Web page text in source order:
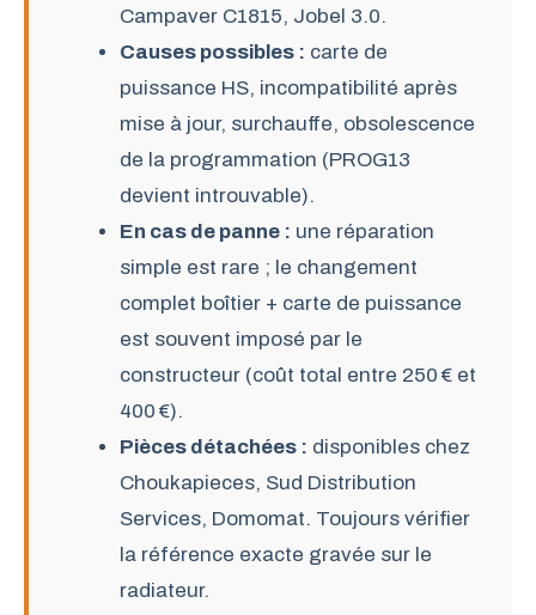
Campaver C1815, Jobel 3.0.
Causes possibles : carte de
puissance HS, incompatibilité après
mise à jour, surchauffe, obsolescence
de la programmation (PROG13
devient introuvable).
En cas de panne : une réparation
simple est rare ; le changement
complet boîtier + carte de puissance
est souvent imposé par le
constructeur (coût total entre 250 € et
400 €).
Pièces détachées : disponibles chez
Choukapieces, Sud Distribution
Services, Domomat. Toujours vérifier
la référence exacte gravée sur le
radiateur.